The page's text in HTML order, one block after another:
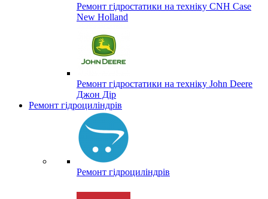
Ремонт гідростатики на техніку CNH Case
New Holland
Ремонт гідростатики на техніку John Deere
Джон Дір
Ремонт гідроциліндрів
Ремонт гідроциліндрів